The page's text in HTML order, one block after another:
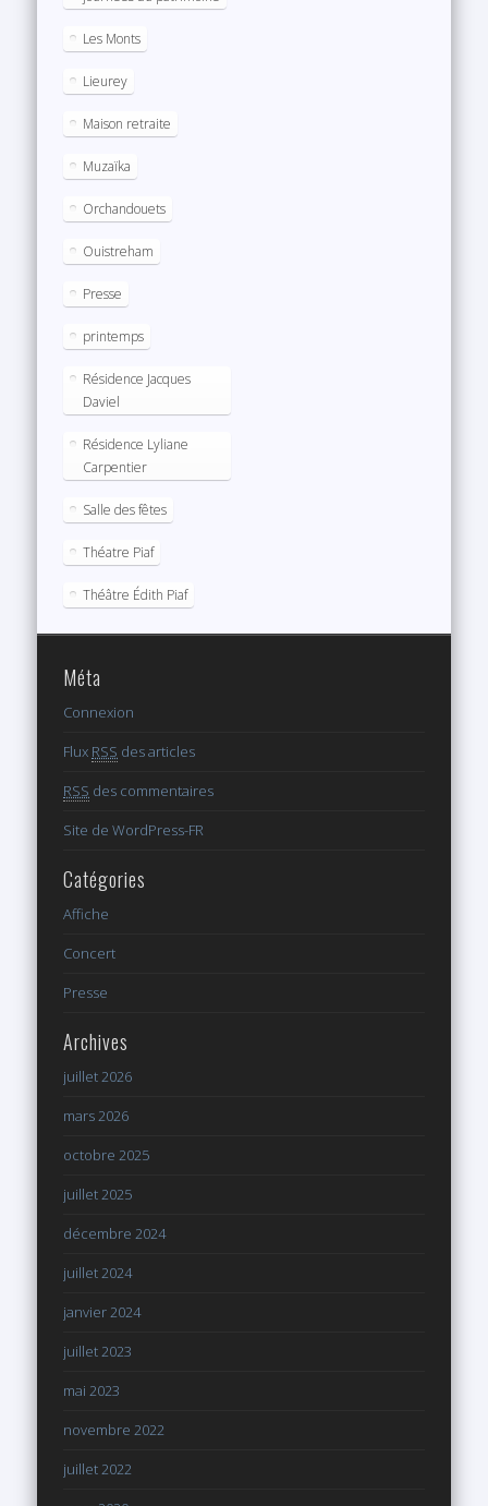
Les Monts
Lieurey
Maison retraite
Muzaïka
Orchandouets
Ouistreham
Presse
printemps
Résidence Jacques
Daviel
Résidence Lyliane
Carpentier
Salle des fêtes
Théatre Piaf
Théâtre Édith Piaf
Méta
Connexion
Flux RSS des articles
RSS des commentaires
Site de WordPress-FR
Catégories
Affiche
Concert
Presse
Archives
juillet 2026
mars 2026
octobre 2025
juillet 2025
décembre 2024
juillet 2024
janvier 2024
juillet 2023
mai 2023
novembre 2022
juillet 2022